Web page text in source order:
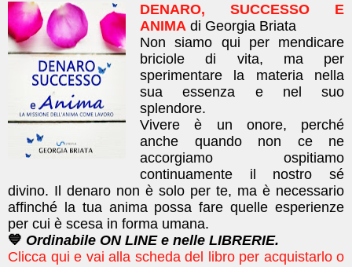
DENARO, SUCCESSO E
ANIMA di Georgia Briata
Non siamo qui per mendicare
briciole di vita, ma per
sperimentare la materia nella
sua essenza e nel suo
splendore.
Vivere è un onore, perché
anche quando non ce ne
accorgiamo ospitiamo
continuamente il nostro sé
divino. Il denaro non è solo per te, ma è necessario
affinché la tua anima possa fare quelle esperienze
per cui è scesa in forma umana.
💙 Ordinabile ON LINE e nelle LIBRERIE.
Clicca qui e vai alla scheda del libro per acquistarlo o